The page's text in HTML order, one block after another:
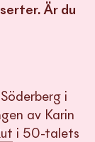
Är du
i
av Karin
i 50-talets